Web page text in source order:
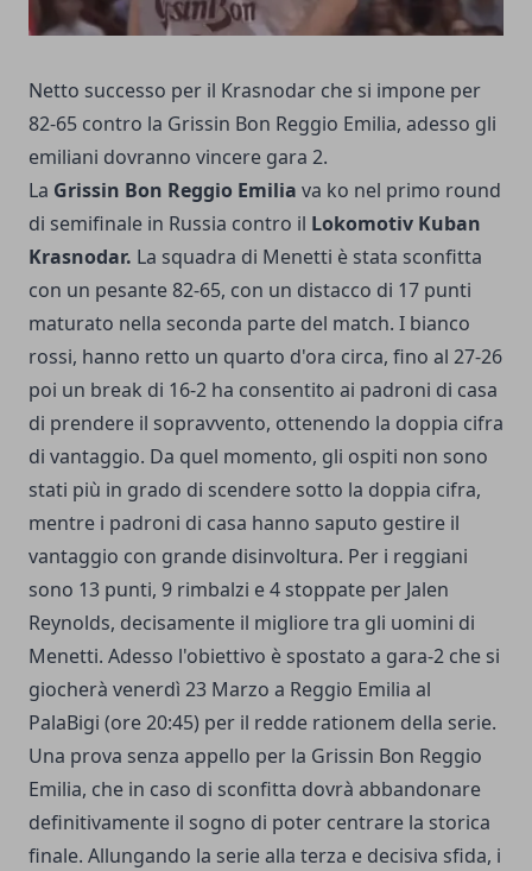
Netto successo per il Krasnodar che si impone per
82-65 contro la Grissin Bon Reggio Emilia, adesso gli
emiliani dovranno vincere gara 2.
La Grissin Bon Reggio Emilia va ko nel primo round
di semifinale in Russia contro il Lokomotiv Kuban
Krasnodar. La squadra di Menetti è stata sconfitta
con un pesante 82-65, con un distacco di 17 punti
maturato nella seconda parte del match. I bianco
rossi, hanno retto un quarto d'ora circa, fino al 27-26
poi un break di 16-2 ha consentito ai padroni di casa
di prendere il sopravvento, ottenendo la doppia cifra
di vantaggio. Da quel momento, gli ospiti non sono
stati più in grado di scendere sotto la doppia cifra,
mentre i padroni di casa hanno saputo gestire il
vantaggio con grande disinvoltura. Per i reggiani
sono 13 punti, 9 rimbalzi e 4 stoppate per Jalen
Reynolds, decisamente il migliore tra gli uomini di
Menetti. Adesso l'obiettivo è spostato a gara-2 che si
giocherà venerdì 23 Marzo a Reggio Emilia al
PalaBigi (ore 20:45) per il redde rationem della serie.
Una prova senza appello per la Grissin Bon Reggio
Emilia, che in caso di sconfitta dovrà abbandonare
definitivamente il sogno di poter centrare la storica
finale. Allungando la serie alla terza e decisiva sfida, i